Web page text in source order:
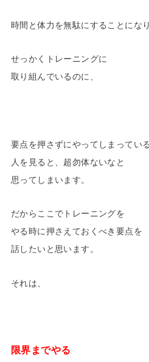
時間と体力を無駄にすることにな
せっかくトレーニングに
取り組んでいるのに、
要点を押さずにやってしまっている
人を見ると、超勿体ないなと
思ってしまいます。
だからここでトレーニングを
やる時に押さえておくべき要点を
話したいと思います。
それは、
限界までやる